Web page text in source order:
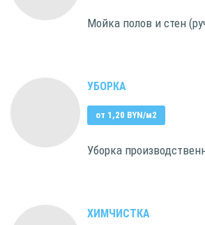
Мойка полов и стен
УБОРКА
от 1,20 BYN/м2
Уборка
ХИМЧИСТКА